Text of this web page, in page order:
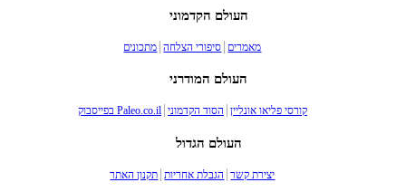
העולם הקדמוני
מאמרים סיפורי הצלחה מתכונים
העולם המודרני
קורסי פליאו אונליין הסוד הקדמוני Paleo.co.il בפייסבוק
העולם הגדול
יצירת קשר הגבלת אחריות תקנון האתר